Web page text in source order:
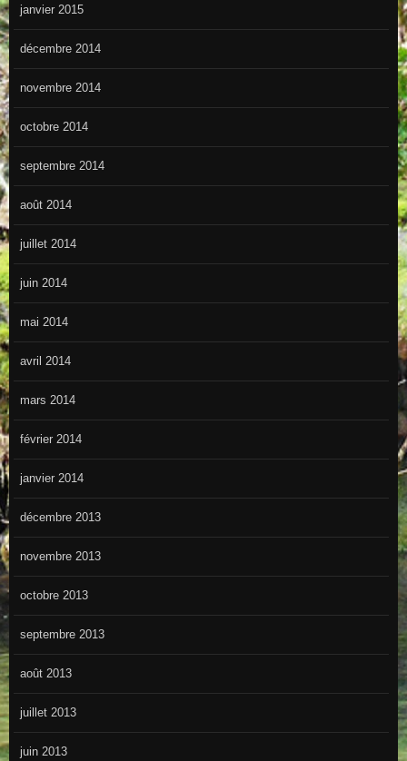
janvier 2015
décembre 2014
novembre 2014
octobre 2014
septembre 2014
août 2014
juillet 2014
juin 2014
mai 2014
avril 2014
mars 2014
février 2014
janvier 2014
décembre 2013
novembre 2013
octobre 2013
septembre 2013
août 2013
juillet 2013
juin 2013